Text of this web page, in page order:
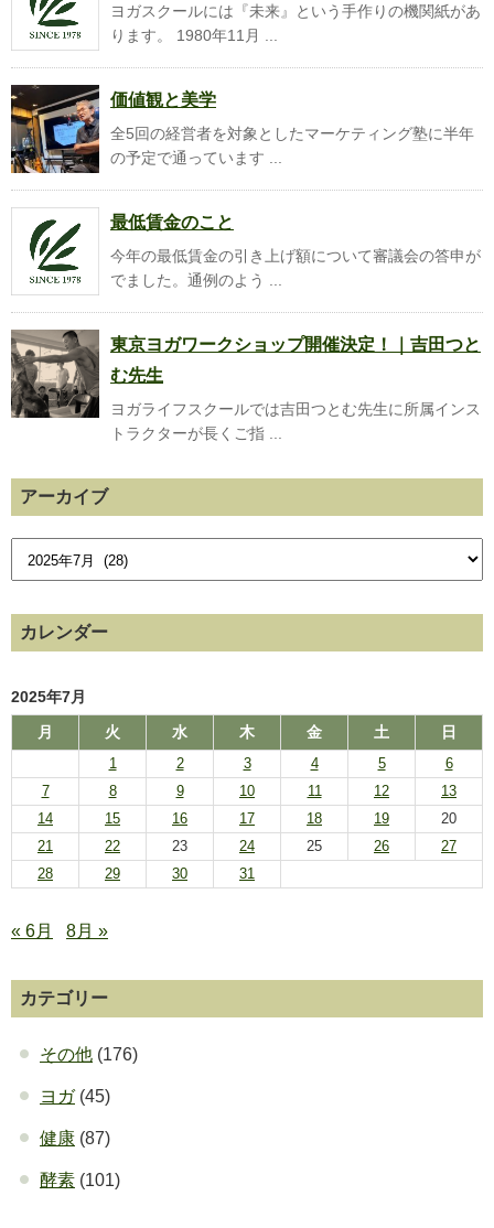
ヨガスクールには『未来』という手作りの機関紙があ
ります。 1980年11月 ...
価値観と美学
全5回の経営者を対象としたマーケティング塾に半年
の予定で通っています ...
最低賃金のこと
今年の最低賃金の引き上げ額について審議会の答申が
でました。通例のよう ...
東京ヨガワークショップ開催決定！｜吉田つと
む先生
ヨガライフスクールでは吉田つとむ先生に所属インス
トラクターが長くご指 ...
アーカイブ
カレンダー
2025年7月
月
火 水 木 金 土 日
1 2 3 4 5
6
7
8 9 10 11 12
13
14
15 16 17 18 19
20
21
22 23 24 25 26
27
28
29 30 31
« 6月 8月 »
カテゴリー
その他 (176)
ヨガ(45)
健康 (87)
酵素 (101)